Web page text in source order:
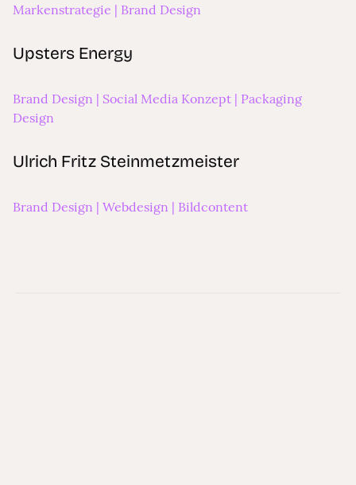
Markenstrategie | Brand Design
Upsters Energy
Brand Design | Social Media Konzept | Packaging
Design
Ulrich Fritz Steinmetzmeister
Brand Design | Webdesign | Bildcontent